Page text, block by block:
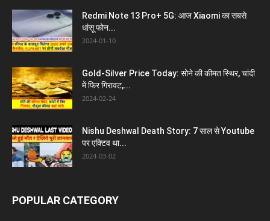
Redmi Note 13 Pro+ 5G: आज Xiaomi का सबसे
धांसू फोन...
2024-01-10
Gold-Silver Price Today: सोने की कीमत स्थिर, चांदी
में फिर गिरावट,...
2024-02-24
Nishu Deshwal Death Story: 7 साल से Youtube
पर एक्टिव था...
2024-03-02
POPULAR CATEGORY